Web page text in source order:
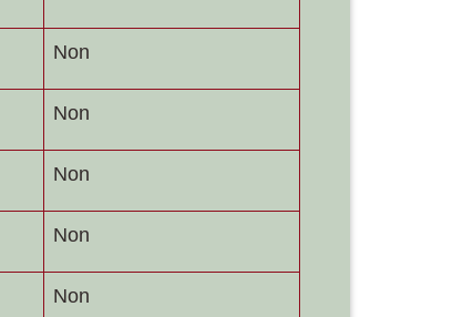
Non
Non
Non
Non
Non